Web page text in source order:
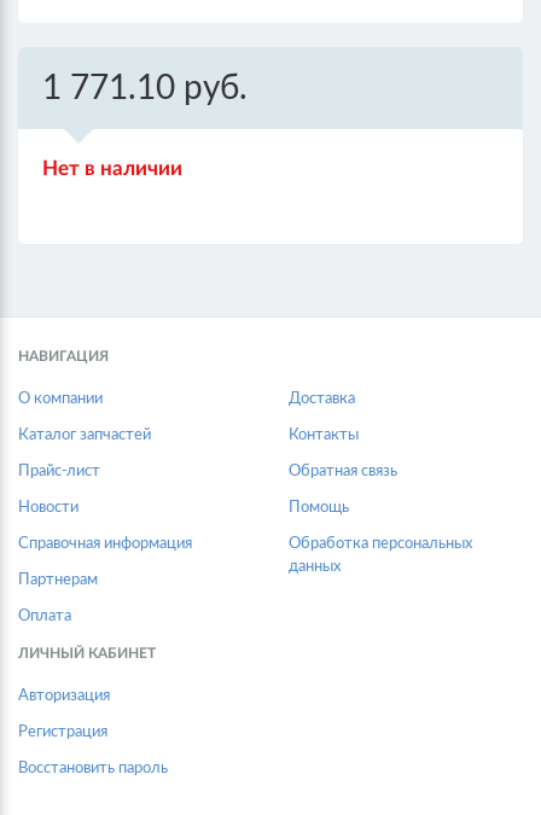
1 771.10 руб.
Нет в наличии
НАВИГАЦИЯ
О компании
Каталог запчастей
Прайс-лист
Новости
Справочная информация
Партнерам
Оплата
Доставка
Контакты
Обратная связь
Помощь
Обработка персональных
данных
ЛИЧНЫЙ КАБИНЕТ
Авторизация
Регистрация
Восстановить пароль